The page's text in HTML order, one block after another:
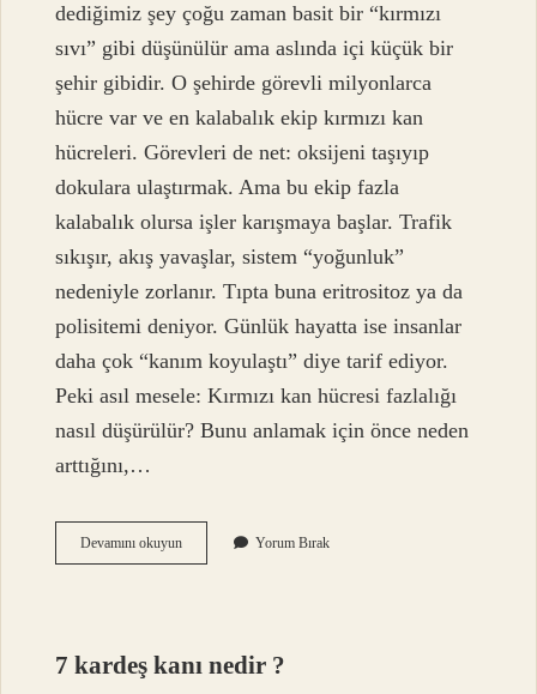
dediğimiz şey çoğu zaman basit bir “kırmızı
sıvı” gibi düşünülür ama aslında içi küçük bir
şehir gibidir. O şehirde görevli milyonlarca
hücre var ve en kalabalık ekip kırmızı kan
hücreleri. Görevleri de net: oksijeni taşıyıp
dokulara ulaştırmak. Ama bu ekip fazla
kalabalık olursa işler karışmaya başlar. Trafik
sıkışır, akış yavaşlar, sistem “yoğunluk”
nedeniyle zorlanır. Tıpta buna eritrositoz ya da
polisitemi deniyor. Günlük hayatta ise insanlar
daha çok “kanım koyulaştı” diye tarif ediyor.
Peki asıl mesele: Kırmızı kan hücresi fazlalığı
nasıl düşürülür? Bunu anlamak için önce neden
arttığını,…
Devamını okuyunKırmızı
kan
?
Yorum Bırak
7 kardeş kanı nedir ?